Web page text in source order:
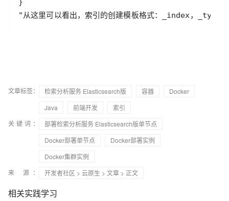
文章标签： 检索分析服务 Elasticsearch版 容器
Docker
Java
前端开发
索引
关键词：
部署检索分析服务 Elasticsearch版单节点
Docker部署单节点
Docker部署实例
Docker集群实例
来 源：
开发者社区 > 云原生 > 文章 > 正文
相关实践学习